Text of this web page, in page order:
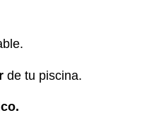
de tu piscina.